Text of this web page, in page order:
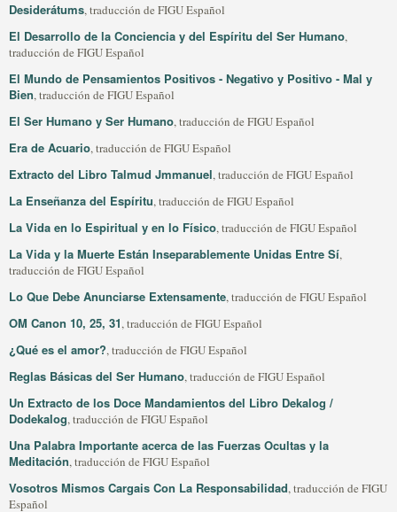
Desiderátums, traducción de FIGU Español
El Desarrollo de la Conciencia y del Espíritu del Ser Humano,
traducción de FIGU Español
El Mundo de Pensamientos Positivos - Negativo y Positivo - Mal y
Bien, traducción de FIGU Español
El Ser Humano y Ser Humano, traducción de FIGU Español
Era de Acuario, traducción de FIGU Español
Extracto del Libro Talmud Jmmanuel, traducción de FIGU Español
La Enseñanza del Espíritu, traducción de FIGU Español
La Vida en lo Espiritual y en lo Físico, traducción de FIGU Español
La Vida y la Muerte Están Inseparablemente Unidas Entre Sí,
traducción de FIGU Español
Lo Que Debe Anunciarse Extensamente, traducción de FIGU Español
OM Canon 10, 25, 31, traducción de FIGU Español
¿Qué es el amor?, traducción de FIGU Español
Reglas Básicas del Ser Humano, traducción de FIGU Español
Un Extracto de los Doce Mandamientos del Libro Dekalog /
Dodekalog, traducción de FIGU Español
Una Palabra Importante acerca de las Fuerzas Ocultas y la
Meditación, traducción de FIGU Español
Vosotros Mismos Cargais Con La Responsabilidad, traducción de FIGU
Español